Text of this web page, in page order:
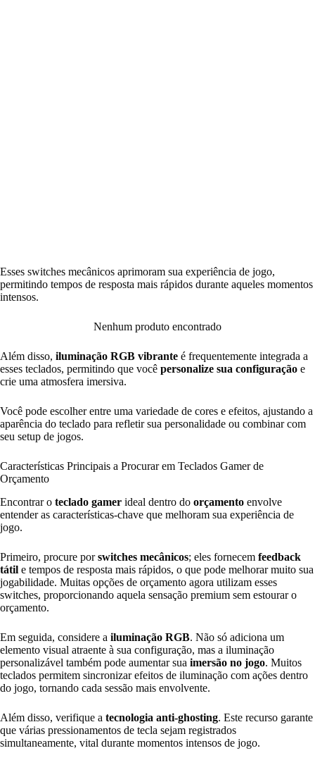
Esses switches mecânicos aprimoram sua experiência de jogo,
permitindo tempos de resposta mais rápidos durante aqueles momentos
intensos.
Nenhum produto encontrado
Além disso, iluminação RGB vibrante é frequentemente integrada a
esses teclados, permitindo que você personalize sua configuração e
crie uma atmosfera imersiva.
Você pode escolher entre uma variedade de cores e efeitos, ajustando a
aparência do teclado para refletir sua personalidade ou combinar com
seu setup de jogos.
Características Principais a Procurar em Teclados Gamer de
Orçamento
Encontrar o teclado gamer ideal dentro do orçamento envolve
entender as características-chave que melhoram sua experiência de
jogo.
Primeiro, procure porswitches mecânicos; eles fornecem feedback
tátil e tempos de resposta mais rápidos, o que pode melhorar muito sua
jogabilidade. Muitas opções de orçamento agora utilizam esses
switches, proporcionando aquela sensação premium sem estourar o
orçamento.
Em seguida, considere a iluminação RGB. Não só adiciona um
elemento visual atraente à sua configuração, mas a iluminação
personalizável também pode aumentar sua imersão no jogo. Muitos
teclados permitem sincronizar efeitos de iluminação com ações dentro
do jogo, tornando cada sessão mais envolvente.
Além disso, verifique a tecnologia anti-ghosting. Este recurso garante
que várias pressionamentos de tecla sejam registrados
simultaneamente, vital durante momentos intensos de jogo.